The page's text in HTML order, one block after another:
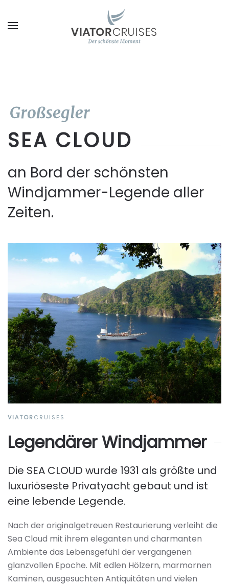
Zum Hauptinhalt springen
SEA CLOUD
an Bord der schönsten
Windjammer-Legende aller
Zeiten.
VIATORCRUISES
Legendärer Windjammer
Die SEA CLOUD wurde 1931 als größte und
luxuriöseste Privatyacht gebaut und ist
eine lebende Legende.
Nach der originalgetreuen Restaurierung verleiht die
Sea Cloud mit ihrem eleganten und charmanten
Ambiente das Lebensgefühl der vergangenen
glanzvollen Epoche. Mit edlen Hölzern, marmornen
Kaminen, ausgesuchten Antiquitäten und vielen